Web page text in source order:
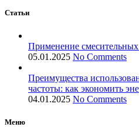
Статьи
Применение смесительных
05.01.2025 No Comments
Преимущества
частоты: как экономить
04.01.2025 No Comments
Меню